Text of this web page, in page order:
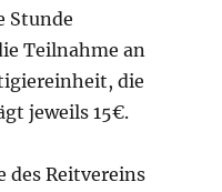
Stunde
Teilnahme an
die
jeweils 15€.
des Reitvereins